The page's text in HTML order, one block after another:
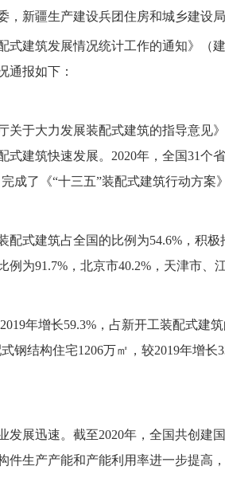
新疆生产建设兵团住房和城乡建设局
筑发展情况统计工作的通知》（
通报如下：
大力发展装配式建筑的指导意见
建筑快速发展。2020年，全国31
成了《“十三五”装配式建筑行动方案
建筑占全国的比例为54.6%，积极
为91.7%，北京市40.2%，天津市、
年增长59.3%，占新开工装配式建筑
钢结构住宅1206万㎡，较2019年增
迅速。截至2020年，全国共创建
生产产能和产能利用率进一步提高，